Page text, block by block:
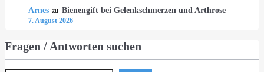
Arnes zu Bienengift bei Gelenkschmerzen und Arthrose
7. August 2026
Fragen / Antworten suchen